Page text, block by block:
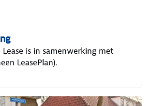
is in samenwerking met
LeasePlan).